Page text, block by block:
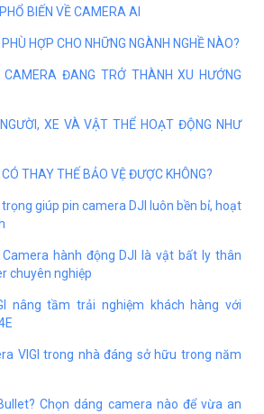
BIẾN VỀ CAMERA AI
HỢP CHO NHỮNG NGÀNH NGHỀ NÀO?
ĐANG TRỞ THÀNH XU HƯỚNG
XE VÀ VẬT THỂ HOẠT ĐỘNG NHƯ
THAY THẾ BẢO VỆ ĐƯỢC KHÔNG?
giúp pin camera DJI luôn bền bỉ, hoạt
hành động DJI là vật bất ly thân
chuyên nghiệp
nâng tầm trải nghiệm khách hàng với
VIGI trong nhà đáng sở hữu trong năm
Chọn dáng camera nào để vừa an